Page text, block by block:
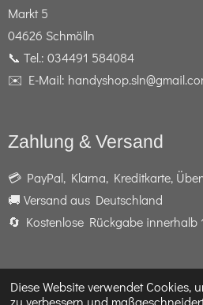
Diese Website verwendet Cookies,
zu verbessern und
Markt 5
04626 Schmölln
📞 Tel.: 034491 584084
✉️ E-Mail:
Zahlung & Versand
💳 PayPal, Klarna, Kreditkarte,
🚚 Versand aus Deutschland
🔄 Kostenlose Rückgabe innerhalb
F
I